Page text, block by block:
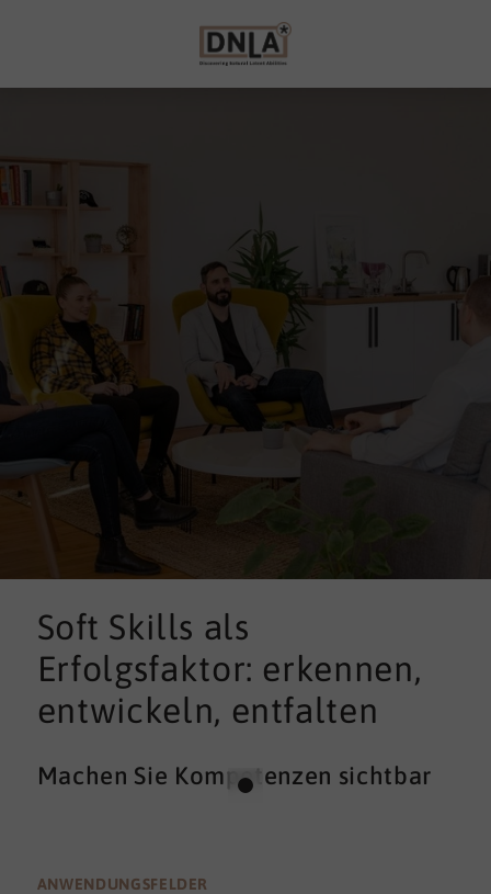
Soft Skills als
Erfolgsfaktor: erkennen,
entwickeln, entfalten
Machen Sie Kompetenzen sichtbar
ANWENDUNGSFELDER